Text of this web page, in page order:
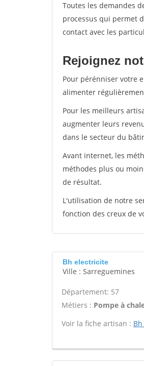
Toutes les demandes
processus qui permet
contact avec les
Rejoignez
Pour pérénniser votre
alimenter
Pour les meilleurs
augmenter leurs
dans le secteur du
Avant internet, les
méthodes plus ou
de résultat.
L'utilisation de notre
fonction des creux de
Bh electricite
Ville : Sarreguemines
Département: 57
Métiers : Pompe à
Voir la fiche artisan :